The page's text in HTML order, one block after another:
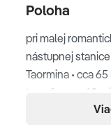
Poloha
pri malej
nástupnej
Taormina • cca
transfer cca 60